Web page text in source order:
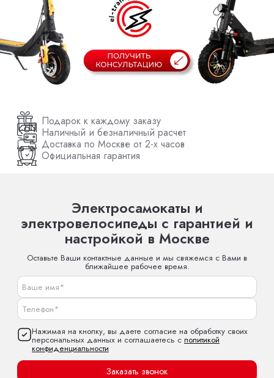
Подарок к каждому заказу
Наличный и безналичный расчет
Доставка по Москве от 2-х часов
Официальная гарантия
Электросамокаты и
электровелосипеды с гарантией и
настройкой в Москве
Оставьте Ваши контактные данные и мы свяжемся с Вами в
ближайшее рабочее время.
Нажимая на кнопку, вы даете согласие на обработку своих
персональных данных и соглашаетесь с политикой
конфиденциальности
Заказать звонок